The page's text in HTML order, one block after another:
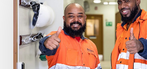
certificación
45001:2018
en
gestión
de
sistemas